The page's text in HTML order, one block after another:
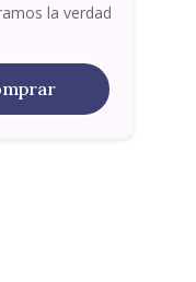
la verdad